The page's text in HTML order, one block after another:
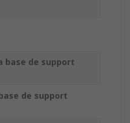
base de support
de support